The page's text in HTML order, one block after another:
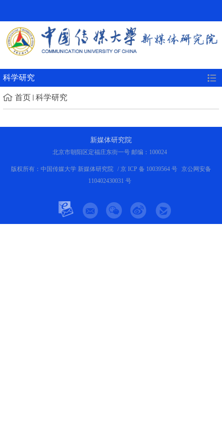
科学研究
首页 科学研究
新媒体研究院
北京市朝阳区定福庄东街一号 邮编：100024
版权所有：中国传媒大学 新媒体研究院 / 京 ICP 备 10039564 号 京公网安备
110402430031 号